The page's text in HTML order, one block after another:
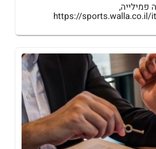
פמילייה,
https://sports.walla.co.il/